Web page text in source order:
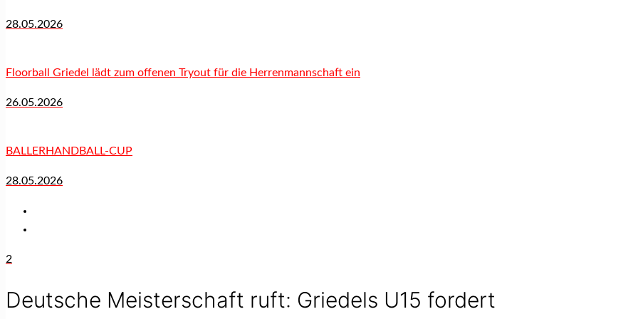
28.05.2026
Floorball Griedel lädt zum offenen Tryout für die Herrenmannschaft ein
26.05.2026
BALLERHANDBALL-CUP
28.05.2026
2
Deutsche Meisterschaft ruft: Griedels U15 fordert